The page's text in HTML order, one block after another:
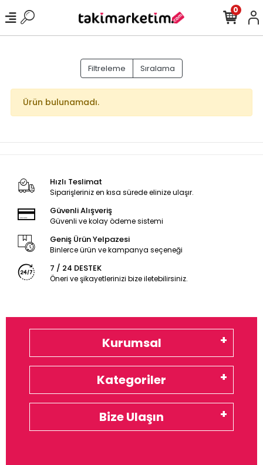
0
Filtreleme Sıralama
Ürün bulunamadı.
Hızlı Teslimat
Siparişleriniz en kısa sürede elinize ulaşır.
Güvenli Alışveriş
Güvenli ve kolay ödeme sistemi
Geniş Ürün Yelpazesi
Binlerce ürün ve kampanya seçeneği
7 / 24 DESTEK
Öneri ve şikayetlerinizi bize iletebilirsiniz.
Kurumsal
Kategoriler
Bize Ulaşın